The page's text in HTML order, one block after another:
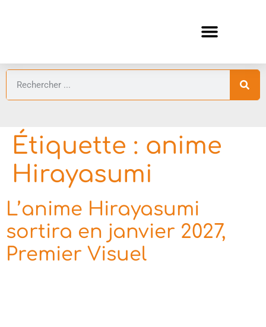
Étiquette : anime
Hirayasumi
L’anime Hirayasumi
sortira en janvier 2027,
Premier Visuel